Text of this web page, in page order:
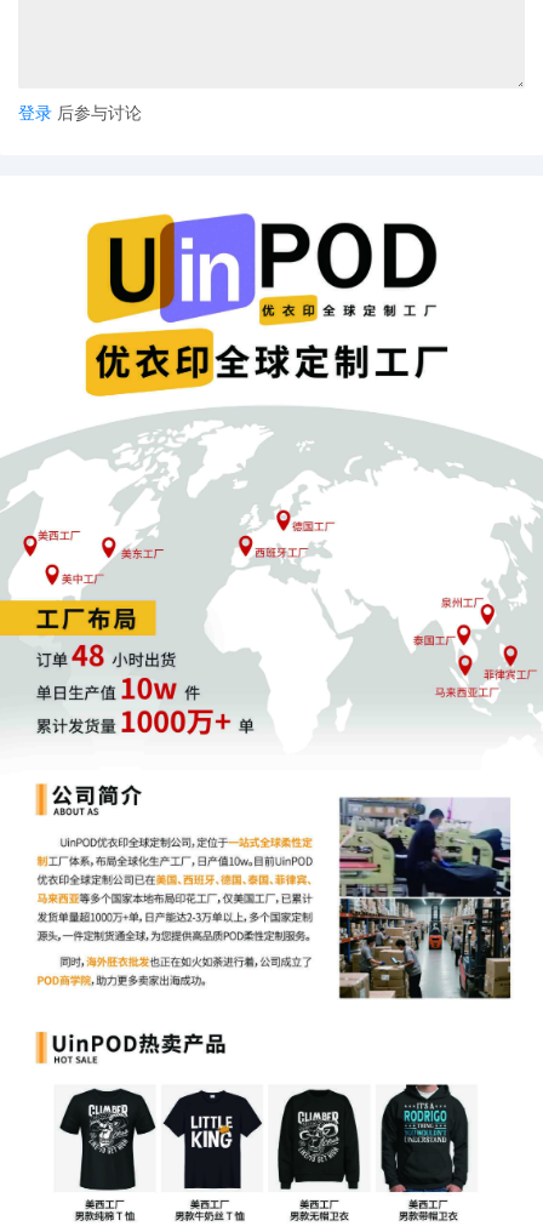
登录 后参与讨论